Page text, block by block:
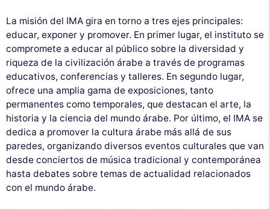
La misión del IMA gira en torno a tres ejes principales:
educar, exponer y promover. En primer lugar, el instituto se
compromete a educar al público sobre la diversidad y
riqueza de la civilización árabe a través de programas
educativos, conferencias y talleres. En segundo lugar,
ofrece una amplia gama de exposiciones, tanto
permanentes como temporales, que destacan el arte, la
historia y la ciencia del mundo árabe. Por último, el IMA se
dedica a promover la cultura árabe más allá de sus
paredes, organizando diversos eventos culturales que van
desde conciertos de música tradicional y contemporánea
hasta debates sobre temas de actualidad relacionados
con el mundo árabe.